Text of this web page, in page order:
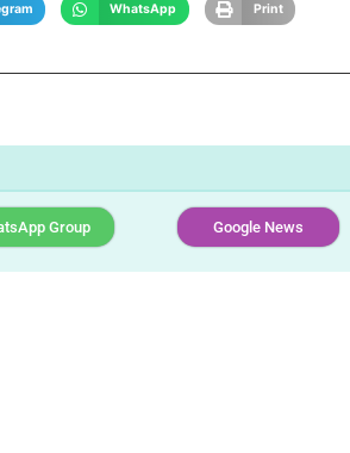
WhatsApp Print
Group Google News